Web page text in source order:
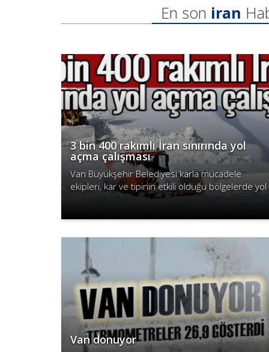
En son iran
3 bin 400 rakımlı İran sınırında yol
açma çalışması
Van Büyükşehir Belediyesi karla mücadele
ekipleri, kar ve tipinin etkili olduğu bölgelerde yol
açma çalışmalarını aralıksız sürdürüyor.
Van donuyor